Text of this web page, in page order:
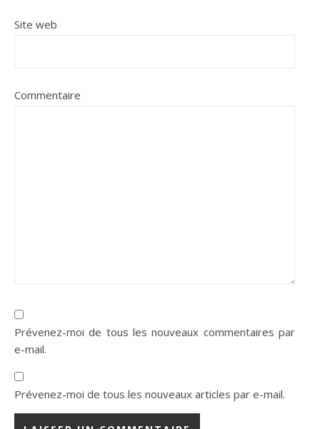
Site web
Commentaire
Prévenez-moi de tous les nouveaux commentaires par
e-mail.
Prévenez-moi de tous les nouveaux articles par e-mail.